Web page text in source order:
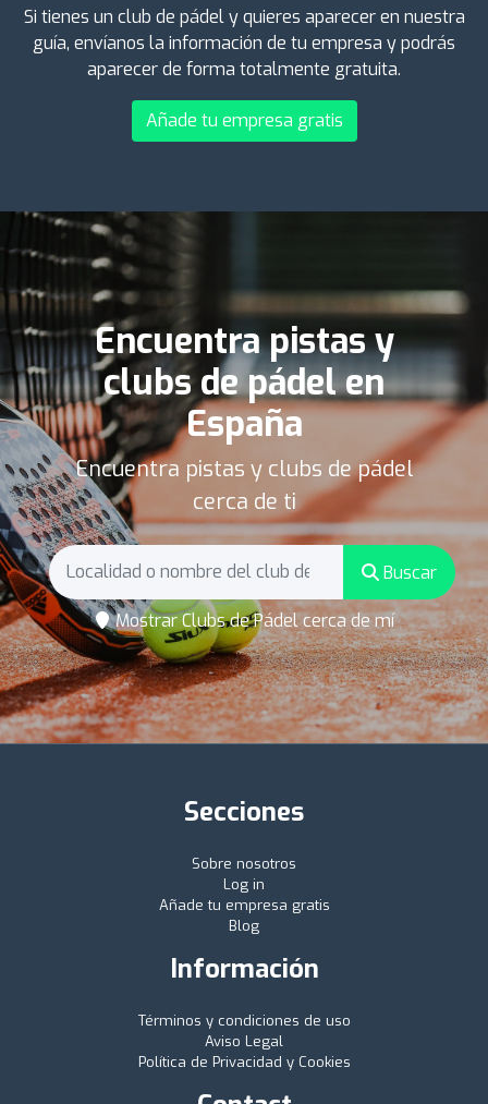
Si tienes un club de pádel y quieres aparecer en nuestra
guía, envíanos la información de tu empresa y podrás
aparecer de forma totalmente gratuita.
Añade tu empresa gratis
Encuentra pistas y
clubs de pádel en
España
Encuentra pistas y clubs de pádel
cerca de ti
Buscar
Mostrar Clubs de Pádel cerca de mí
Secciones
Sobre nosotros
Log in
Añade tu empresa gratis
Blog
Información
Términos y condiciones de uso
Aviso Legal
Política de Privacidad y Cookies